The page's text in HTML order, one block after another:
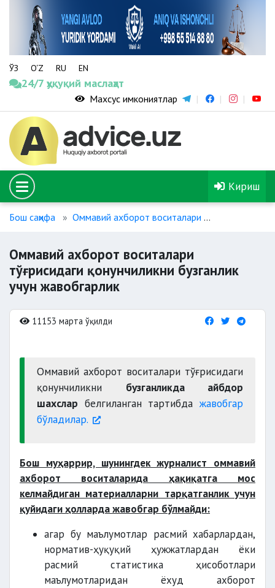
ЎЗ O‘Z RU EN
24/7 ҳуқуқий маслаҳат
Махсус имкониятлар
Кириш
Бош саҳифа Оммавий ахборот воситалари
Оммавий ахборот воситалари
тўғрисидаги қонунчиликни бузганлик
учун жавобгарлик
11153 марта ўқилди
Оммавий ахборот воситалари тўғрисидаги
қонунчиликни бузганликда айбдор
шахслар белгиланган тартибда жавобгар
бўладилар.
Бош муҳаррир, шунингдек журналист оммавий
ахборот воситаларида ҳақиқатга мос
келмайдиган материалларни тарқатганлик учун
қуйидаги ҳолларда жавобгар бўлмайди:
агар бу маълумотлар расмий хабарлардан,
норматив-ҳуқуқий ҳужжатлардан ёки
расмий статистика ҳисоботлари
маълумотларидан ёхуд ахборот